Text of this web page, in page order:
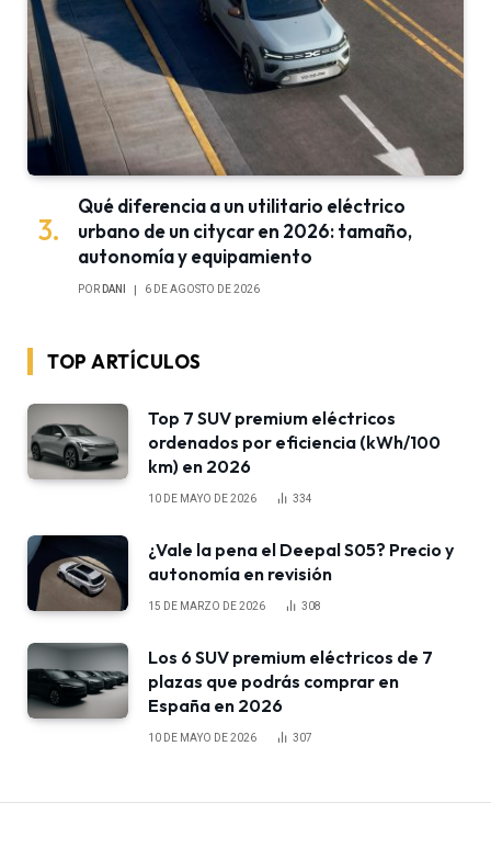
Qué diferencia a un utilitario eléctrico
urbano de un citycar en 2026: tamaño,
autonomía y equipamiento
POR DANI 6 DE AGOSTO DE 2026
TOP ARTÍCULOS
Top 7 SUV premium eléctricos
ordenados por eficiencia (kWh/100
km) en 2026
10 DE MAYO DE 2026 334
¿Vale la pena el Deepal S05? Precio y
autonomía en revisión
15 DE MARZO DE 2026 308
Los 6 SUV premium eléctricos de 7
plazas que podrás comprar en
España en 2026
10 DE MAYO DE 2026 307